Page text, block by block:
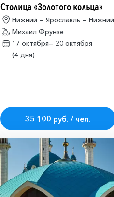
Столица «Золотого кольца»
Нижний — Ярославль — Нижний
Михаил Фрунзе
17 октября— 20 октября
(4 дня)
35 100 руб. / чел.